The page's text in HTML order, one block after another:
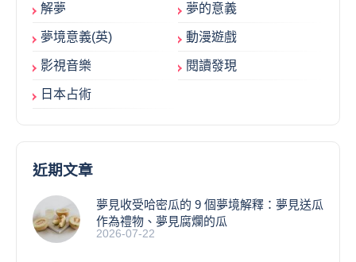
解夢 夢的意義
夢境意義(英) 動漫遊戲
影視音樂 閱讀發現
日本占術
近期文章
夢見收受哈密瓜的 9 個夢境解釋：夢見送瓜
作為禮物、夢見腐爛的瓜
2026-07-22